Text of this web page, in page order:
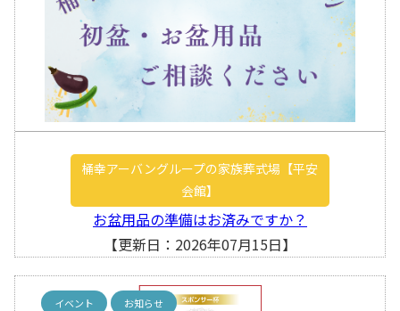
桶幸アーバングループの家族葬式場【平安
会館】
お盆用品の準備はお済みですか？
【更新日：2026年07月15日】
イベント お知らせ